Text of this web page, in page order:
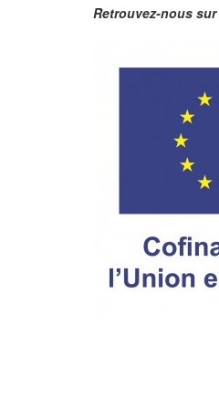
Retrouvez-nous sur